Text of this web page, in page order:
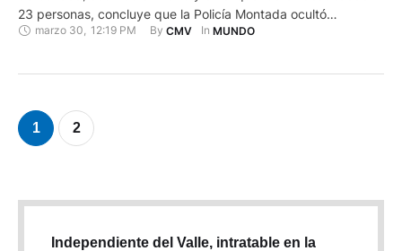
23 personas, concluye que la Policía Montada ocultó
información crítica al público, lo que probablemente aumentó
y elaborado por una comisión independiente, se …
marzo 30, 12:19 PM By CMV In MUNDO
1 2
Independiente del Valle, intratable en la